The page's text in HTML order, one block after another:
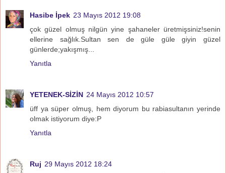
Hasibe İpek 23 Mayıs 2012 19:08
çok güzel olmuş nilgün yine şahaneler üretmişsiniz!senin
ellerine sağlık.Sultan sen de güle güle giyin güzel
günlerde;yakışmış...
Yanıtla
YETENEK-SİZİN 24 Mayıs 2012 10:57
üff ya süper olmuş, hem diyorum bu rabiasultanın yerinde
olmak istiyorum diye:P
Yanıtla
Ruj 29 Mayıs 2012 18:24